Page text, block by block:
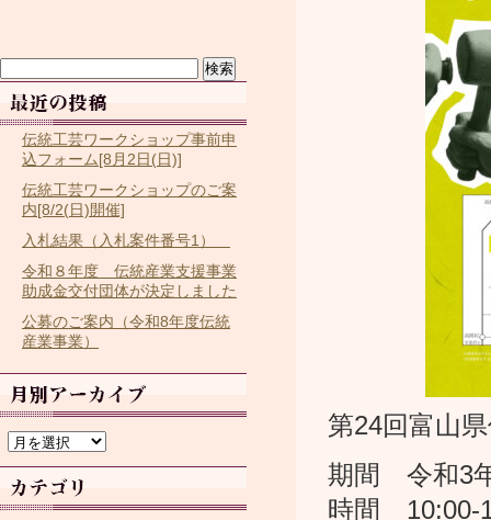
第24回富山
期間 令和3
時間 10:00-
索:
伝統工芸ワークショップ事前申
込フォーム[8月2日(日)]
伝統工芸ワークショップのご案
内[8/2(日)開催]
入札結果（入札案件番号1）
令和８年度 伝統産業支援事業
助成金交付団体が決定しました
公募のご案内（令和8年度伝統
産業事業）
ー
カ
イ
ブ